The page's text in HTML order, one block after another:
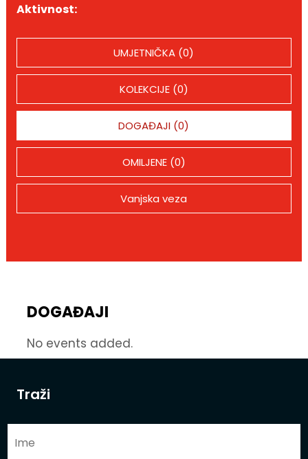
Traži
Aktivnost:
UMJETNIČKA (0)
KOLEKCIJE (0)
DOGAĐAJI (0)
OMILJENE (0)
Vanjska veza
DOGAĐAJI
No events added.